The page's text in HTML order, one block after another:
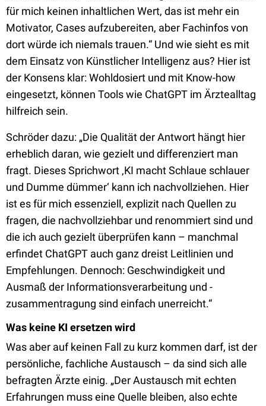
für mich keinen inhaltlichen Wert, das ist mehr ein
Motivator, Cases aufzubereiten, aber Fachinfos von
dort würde ich niemals trauen.“ Und wie sieht es mit
dem Einsatz von Künstlicher Intelligenz aus? Hier ist
der Konsens klar: Wohldosiert und mit Know-how
eingesetzt, können Tools wie ChatGPT im Ärztealltag
hilfreich sein.
Schröder dazu: „Die Qualität der Antwort hängt hier
erheblich daran, wie gezielt und differenziert man
fragt. Dieses Sprichwort ‚KI macht Schlaue schlauer
und Dumme dümmer‘ kann ich nachvollziehen. Hier
ist es für mich essenziell, explizit nach Quellen zu
fragen, die nachvollziehbar und renommiert sind und
die ich auch gezielt überprüfen kann – manchmal
erfindet ChatGPT auch ganz dreist Leitlinien und
Empfehlungen. Dennoch: Geschwindigkeit und
Ausmaß der Informationsverarbeitung und -
zusammentragung sind einfach unerreicht.“
Was keine KI ersetzen wird
Was aber auf keinen Fall zu kurz kommen darf, ist der
persönliche, fachliche Austausch – da sind sich alle
befragten Ärzte einig. „Der Austausch mit echten
Erfahrungen muss eine Quelle bleiben, also echte